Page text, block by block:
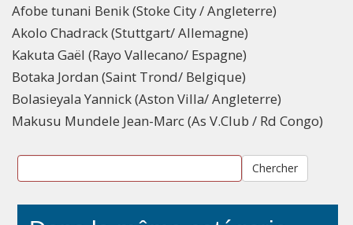
Afobe tunani Benik (Stoke City / Angleterre)
Akolo Chadrack (Stuttgart/ Allemagne)
Kakuta Gaël (Rayo Vallecano/ Espagne)
Botaka Jordan (Saint Trond/ Belgique)
Bolasieyala Yannick (Aston Villa/ Angleterre)
Makusu Mundele Jean-Marc (As V.Club / Rd Congo)
Chercher